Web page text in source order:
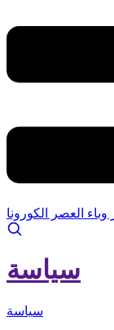
وباء العصر الكورونا
سياسة
سياسة